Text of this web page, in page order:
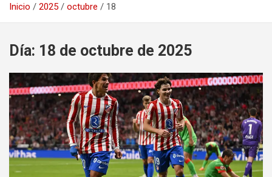
Inicio 2025 octubre 18
Día: 18 de octubre de 2025